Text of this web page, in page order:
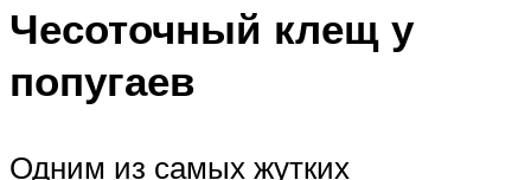
Чесоточный клещ у
попугаев
Одним из самых жутких